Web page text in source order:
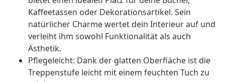
Kaffeetassen oder Dekorationsartikel. Sein
natürlicher Charme wertet dein Interieur auf und
verleiht ihm sowohl Funktionalität als auch
Ästhetik.
Pflegeleicht: Dank der glatten Oberfläche ist die
Treppenstufe leicht mit einem feuchten Tuch zu